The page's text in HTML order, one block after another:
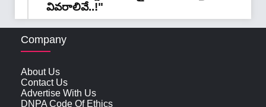
వివరాలివే..!"
Company
About Us
Contact Us
Advertise With Us
DNPA Code Of Ethics